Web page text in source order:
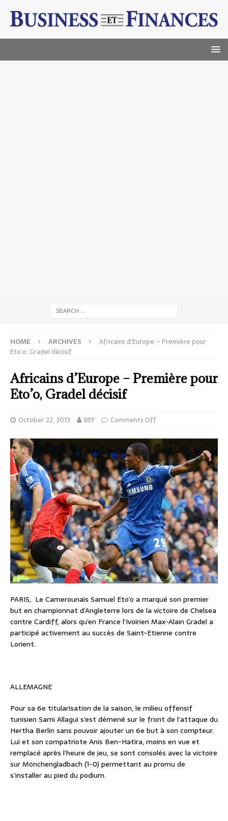
HOME ARCHIVES
Africains d’Europe – Première pour
Eto’o, Gradel décisif
Africains d’Europe – Première pour
Eto’o, Gradel décisif
October 22, 2013 BEF Comments Off
PARIS, Le Camerounais Samuel Eto’o a marqué son premier
but en championnat d’Angleterre lors de la victoire de Chelsea
contre Cardiff, alors qu’en France l’Ivoirien Max-Alain Gradel a
participé activement au succès de Saint-Etienne contre
Lorient.
ALLEMAGNE
Pour sa 6e titularisation de la saison, le milieu offensif
tunisien Sami Allagui s’est démené sur le front de l’attaque du
Hertha Berlin sans pouvoir ajouter un 6e but à son compteur.
Lui et son compatriote Anis Ben-Hatira, moins en vue et
remplacé après l’heure de jeu, se sont consolés avec la victoire
sur Mönchengladbach (1-0) permettant au promu de
s’installer au pied du podium.